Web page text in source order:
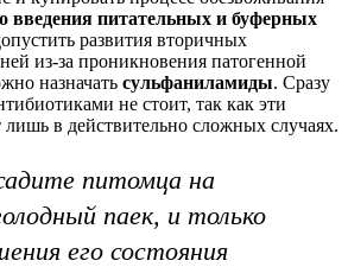
введения питательных и буферных
развития вторичных
из-за проникновения патогенной
назначать сульфаниламиды. Сразу
не стоит, так как эти
в действительно сложных случаях.
питомца на
паек, и только
его состояния